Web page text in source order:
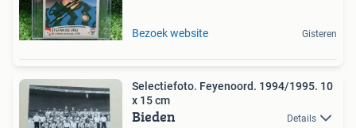
Bezoek website Gisteren
Selectiefoto. Feyenoord. 1994/1995. 10
x 15 cm
Bieden Details